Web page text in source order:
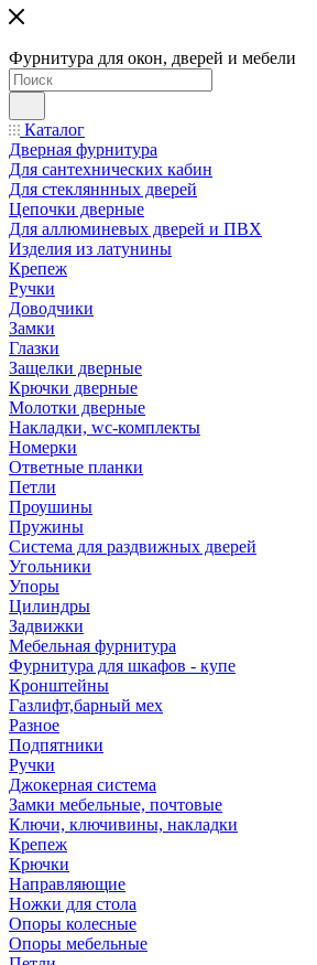
Фурнитура для окон, дверей и мебели
Каталог
Дверная фурнитура
Для сантехнических кабин
Для стекляннных дверей
Цепочки дверные
Для аллюминевых дверей и ПВХ
Изделия из латунины
Крепеж
Ручки
Доводчики
Замки
Глазки
Защелки дверные
Крючки дверные
Молотки дверные
Накладки, wc-комплекты
Номерки
Ответные планки
Петли
Проушины
Пружины
Система для раздвижных дверей
Угольники
Упоры
Цилиндры
Задвижки
Мебельная фурнитура
Фурнитура для шкафов - купе
Кронштейны
Газлифт,барный мех
Разное
Подпятники
Ручки
Джокерная система
Замки мебельные, почтовые
Ключи, ключивины, накладки
Крепеж
Крючки
Направляющие
Ножки для стола
Опоры колесные
Опоры мебельные